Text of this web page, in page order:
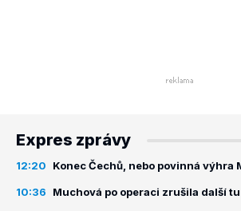
Expres zprávy
12:20 Konec Čechů, nebo povinná výhra
10:36 Muchová po operaci zrušila další